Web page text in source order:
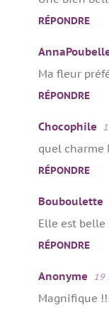
RÉPONDRE
Ma fleur
RÉPONDRE
Chocophile
quel charme
RÉPONDRE
Bouboulette
Elle est belle
RÉPONDRE
Anonyme 19
Magnifique